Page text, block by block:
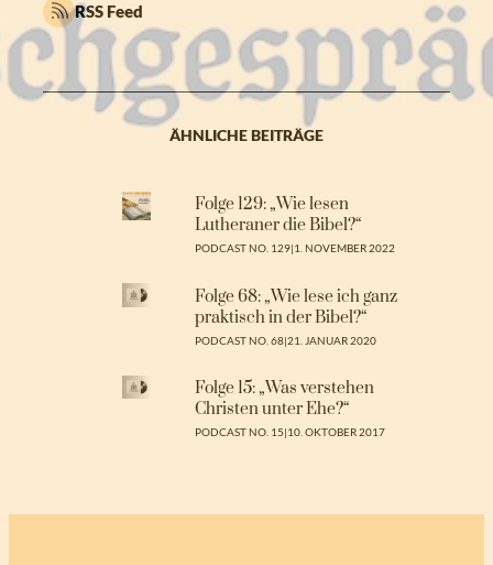
RSS Feed
ÄHNLICHE BEITRÄGE
Folge 129: „Wie lesen
Lutheraner die Bibel?“
PODCAST NO. 129|1. NOVEMBER 2022
Folge 68: „Wie lese ich ganz
praktisch in der Bibel?“
PODCAST NO. 68|21. JANUAR 2020
Folge 15: „Was verstehen
Christen unter Ehe?“
PODCAST NO. 15|10. OKTOBER 2017